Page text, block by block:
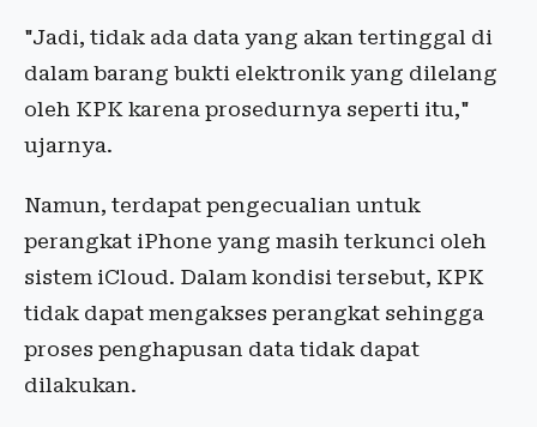
"Jadi, tidak ada data yang akan tertinggal di
dalam barang bukti elektronik yang dilelang
oleh KPK karena prosedurnya seperti itu,"
ujarnya.
Namun, terdapat pengecualian untuk
perangkat iPhone yang masih terkunci oleh
sistem iCloud. Dalam kondisi tersebut, KPK
tidak dapat mengakses perangkat sehingga
proses penghapusan data tidak dapat
dilakukan.